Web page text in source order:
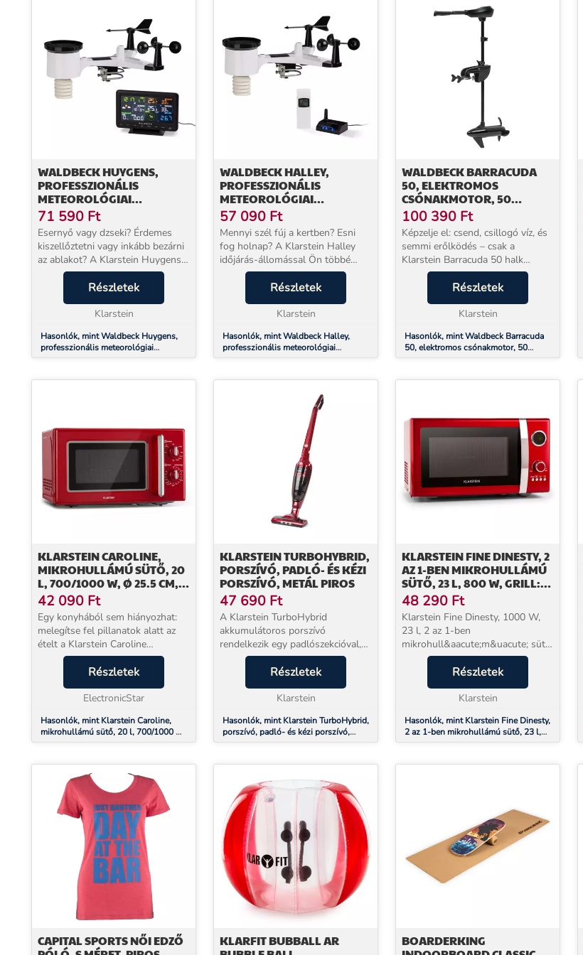
WALDBECK HUYGENS,
PROFESSZIONÁLIS
METEOROLÓGIAI
ÁLLOMÁS, 6 AZ 1-BEN, WIFI,
APP
71 590 Ft
Esernyő vagy dzseki? Érdemes
kiszellőztetni vagy inkább bezárni
az ablakot? A Klarstein Huygens
időjárás-állomás reggel pontosan
azt mutatja, amire szüksége van –
még mielőtt Ön kilépne az ajtón.
Részletek
Klarstein
Hasonlók, mint Waldbeck Huygens,
professzionális meteorológiai
állomás, 6 az 1-ben, WiFi, App
WALDBECK HALLEY,
PROFESSZIONÁLIS
METEOROLÓGIAI
ÁLLOMÁS, 6 AZ 1-BEN
MÉRÉS, BEL- ÉS KÜLTÉRI,
WIFI, APPLIKÁCIÓ
57 090 Ft
Mennyi szél fúj a kertben? Esni
fog holnap? A Klarstein Halley
időjárás-állomással Ön többé
nem találgatásokra támaszkodik –
minden fontos meteorológiai adat
ott van az okostelefonján vagy
Részletek
Klarstein
Hasonlók, mint Waldbeck Halley,
professzionális meteorológiai
állomás, 6 az 1-ben mérés, bel- és
WALDBECK BARRACUDA
50, ELEKTROMOS
CSÓNAKMOTOR, 50
LBS/564 W, 12V, 3 SZÁRNYÚ
LÉGCSAVAR
100 390 Ft
Képzelje el: csend, csillogó víz, és
semmi erőlködés – csak a
Klarstein Barracuda 50 halk
zúgása, ahogy viszi előre a
csónakot. Ez az elektromos
csónakmotor 50 lbs tolóerővel és
564 W teljesítménnyel ...
Részletek
Klarstein
Hasonlók, mint Waldbeck Barracuda
50, elektromos csónakmotor, 50
lbs/564 W, 12V, 3 szárnyú légcsavar
KLARSTEIN CAROLINE,
MIKROHULLÁMÚ SÜTŐ, 20
L, 700/1000 W, Ø 25.5 CM,
QUICKSELECT, RETRÓ,
PIROS
42 090 Ft
Egy konyhából sem hiányozhat:
melegítse fel pillanatok alatt az
ételt a Klarstein Caroline
mikrohullámú sütőben - és a
beépített grillezőnek
köszönhetően ropogós grill
ételeket is készíthet. A Klarste...
Részletek
ElectronicStar
Hasonlók, mint Klarstein Caroline,
mikrohullámú sütő, 20 l, 700/1000 W,
Ø 25.5 cm, QuickSelect, retró, piros
KLARSTEIN TURBOHYBRID,
PORSZÍVÓ, PADLÓ- ÉS KÉZI
PORSZÍVÓ, METÁL PIROS
47 690 Ft
A Klarstein TurboHybrid
akkumulátoros porszívó
rendelkezik egy padlószekcióval,
amelyet sima felületekhez, például
fa- és laminált padlókhoz vagy
csempékhez terveztek. A
vastagabb szövetekhez, például...
Részletek
Klarstein
Hasonlók, mint Klarstein TurboHybrid,
porszívó, padló- és kézi porszívó,
metál piros
KLARSTEIN FINE DINESTY, 2
AZ 1-BEN MIKROHULLÁMÚ
SÜTŐ, 23 L, 800 W, GRILL:
1000 W, RETRÓ, 12
PROGRAM, PIROS
48 290 Ft
Klarstein Fine Dinesty, 1000 W,
23 l, 2 az 1-ben
mikrohull&aacute;m&uacute; sütő,
retro, 12 program, piros2 az 1-ben
mikrohull&aacute;m&uacute; sütő
&iacute;zléses retr&oacute;
diz&aacute;jnnal integr...
Részletek
Klarstein
Hasonlók, mint Klarstein Fine Dinesty,
2 az 1-ben mikrohullámú sütő, 23 l,
800 W, grill: 1000 W, retró, 12
CAPITAL SPORTS NŐI EDZŐ
KLARFIT BUBBALL AR
BOARDERKING